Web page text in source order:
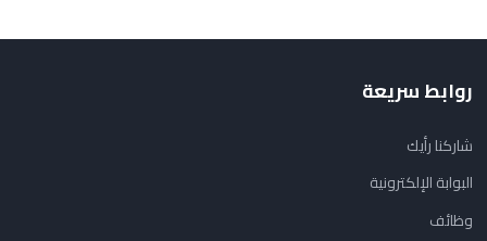
روابط سريعة
شاركنا رأيك
البوابة الإلكترونية
وظائف